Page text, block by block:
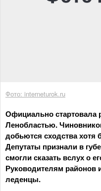
Фото: interneturok.ru
Официально стартовала
Ленобластью.
добьются сходства хотя
Депутаты признали в
смогли сказать вслух о
Руководителям районов
леденцы.